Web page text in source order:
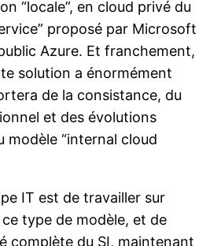
“locale”, en cloud privé du
proposé par Microsoft
Azure. Et franchement,
solution a énormément
de la consistance, du
et des évolutions
modèle “internal cloud
IT est de travailler sur
ce type de modèle, et de
complète du SI, maintenant